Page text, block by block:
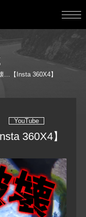
…【Insta 360X4】
YouTube
360X4】